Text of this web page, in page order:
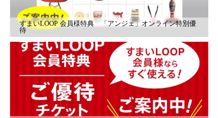
すまいLOOP 会員様特典 「アンジェ」オンライン特別優
待